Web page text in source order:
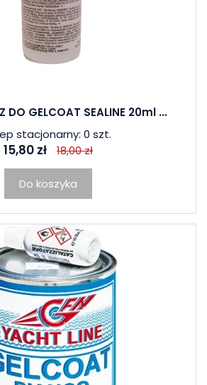
DO GELCOAT SEALINE 20ml ...
stacjonarny: 0 szt.
15,80 zł 18,00 zł
Do koszyka